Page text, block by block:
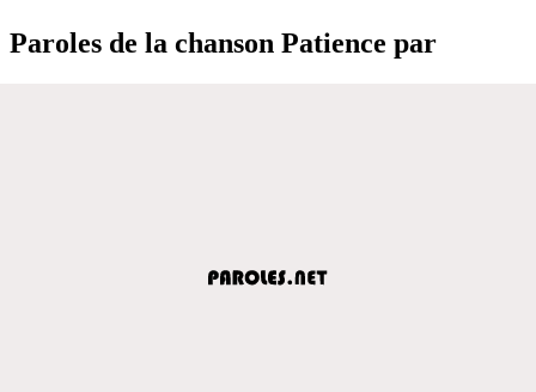
Paroles de la chanson Patience par